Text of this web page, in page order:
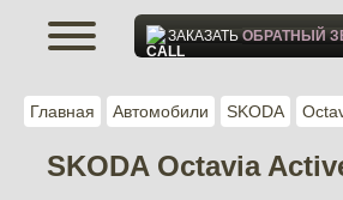
Главная Автомобили SKODA
SKODA Octavia
ЗАКАЗАТЬОБРАТНЫЙ